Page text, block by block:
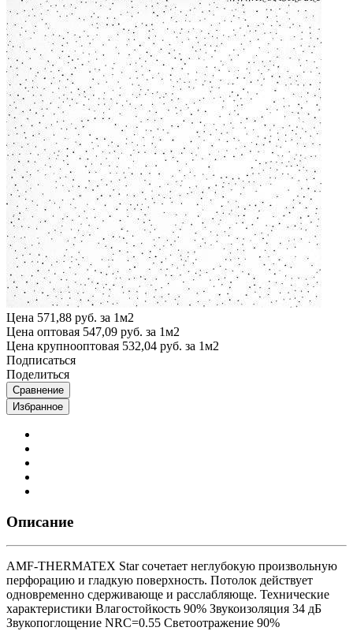
Цена 571,88 руб. за 1м2
Цена оптовая 547,09 руб. за 1м2
Цена крупнооптовая 532,04 руб. за 1м2
Подписаться
Поделиться
Сравнение
Избранное
Описание
AMF-THERMATEX Star сочетает неглубокую произвольную
перфорацию и гладкую поверхность. Потолок действует
одновременно сдерживающе и расслабляюще. Технические
характеристики Влагостойкость 90% Звукоизоляция 34 дБ
Звукопоглощение NRC=0.55 Светоотражение 90%